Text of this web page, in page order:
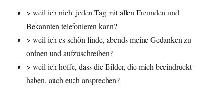
> weil ich nicht jeden Tag mit allen Freunden und
Bekannten telefonieren kann?
> weil ich es schön finde, abends meine Gedanken zu
ordnen und aufzuschreiben?
> weil ich hoffe, dass die Bilder, die mich beeindruckt
haben, auch euch ansprechen?